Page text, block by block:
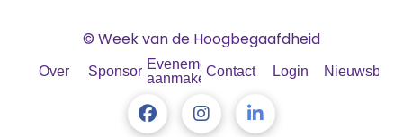
© Week van de Hoogbegaafdheid
Over SponsorenEvenement
aanmakenContact Login Nieuwsbrief